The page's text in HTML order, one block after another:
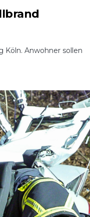
Köln. Anwohner sollen